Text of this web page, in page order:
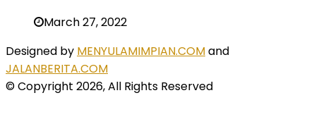
March 27, 2022
Designed by MENYULAMIMPIAN.COMand
JALANBERITA.COM
© Copyright 2026, All Rights Reserved